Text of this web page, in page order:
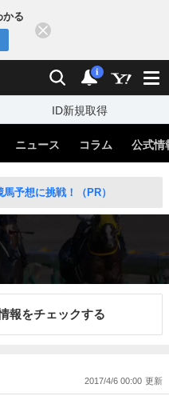
かる
検索 通知
i
ID新規取得
ニュース コラム 公式情
予想に挑戦！（PR）
報をチェックする
2017/4/6 00:00